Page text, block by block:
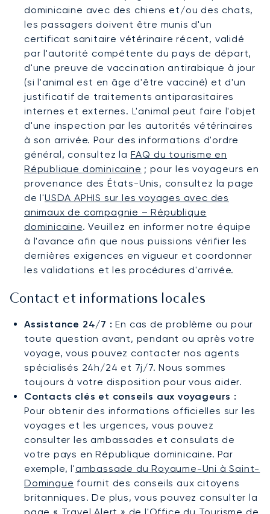
dominicaine avec des chiens et/ou des chats,
les passagers doivent être munis d'un
certificat sanitaire vétérinaire récent, validé
par l'autorité compétente du pays de départ,
d'une preuve de vaccination antirabique à jour
(si l'animal est en âge d'être vacciné) et d'un
justificatif de traitements antiparasitaires
internes et externes. L'animal peut faire l'objet
d'une inspection par les autorités vétérinaires
à son arrivée. Pour des informations d'ordre
général, consultez la FAQ du tourisme en
République dominicaine ; pour les voyageurs en
provenance des États-Unis, consultez la page
de l'USDA APHIS sur les voyages avec des
animaux de compagnie – République
dominicaine. Veuillez en informer notre équipe
à l'avance afin que nous puissions vérifier les
dernières exigences en vigueur et coordonner
les validations et les procédures d'arrivée.
Contact et informations locales
Assistance 24/7 : En cas de problème ou pour
toute question avant, pendant ou après votre
voyage, vous pouvez contacter nos agents
spécialisés 24h/24 et 7j/7. Nous sommes
toujours à votre disposition pour vous aider.
Contacts clés et conseils aux voyageurs :
Pour obtenir des informations officielles sur les
voyages et les urgences, vous pouvez
consulter les ambassades et consulats de
votre pays en République dominicaine. Par
exemple, l'ambassade du Royaume-Uni à Saint-
Domingue fournit des conseils aux citoyens
britanniques. De plus, vous pouvez consulter la